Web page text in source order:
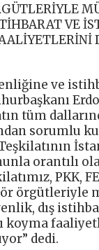
VE
ve
tüm
sorumlu
orantılı
PKK,
örgütleriyle
dış
koyma
dedi.